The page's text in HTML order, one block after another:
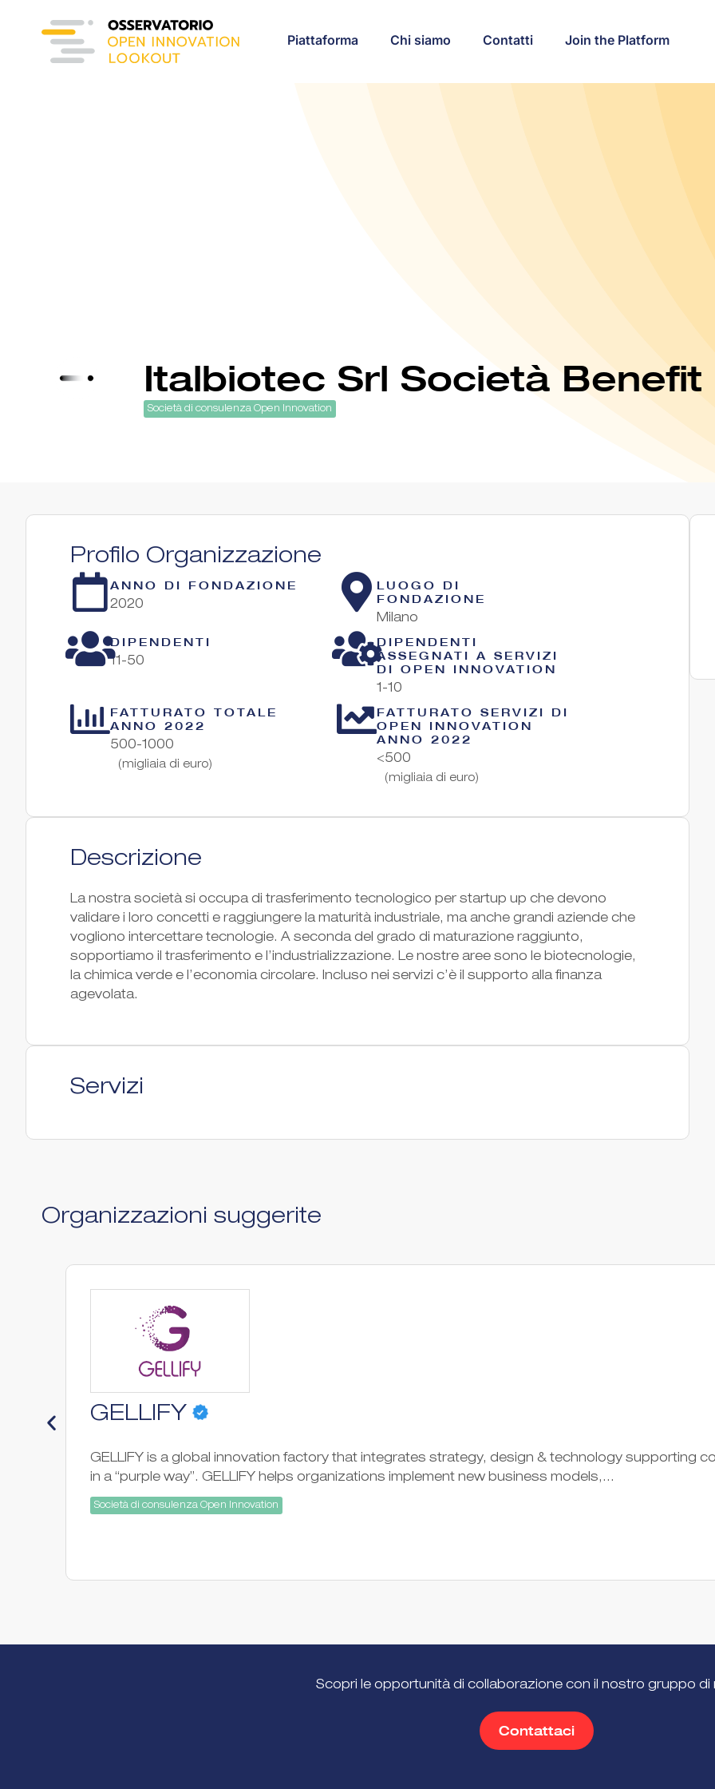
Piattaforma Chi siamo Contatti Join the Platform
Italbiotec Srl Società Benefit
Società di consulenza Open Innovation
Profilo Organizzazione
ANNO DI FONDAZIONE
2020
LUOGO DI
FONDAZIONE
Milano
DIPENDENTI
11-50
DIPENDENTI
ASSEGNATI A SERVIZI
DI OPEN INNOVATION
1-10
FATTURATO TOTALE
ANNO 2022
500-1000
(migliaia di euro)
FATTURATO SERVIZI DI
OPEN INNOVATION
ANNO 2022
<500
(migliaia di euro)
Descrizione
La nostra società si occupa di trasferimento tecnologico per startup up che devono
validare i loro concetti e raggiungere la maturità industriale, ma anche grandi aziende che
vogliono intercettare tecnologie. A seconda del grado di maturazione raggiunto,
sopportiamo il trasferimento e l’industrializzazione. Le nostre aree sono le biotecnologie,
la chimica verde e l’economia circolare. Incluso nei servizi c’è il supporto alla finanza
agevolata.
Servizi
Organizzazioni suggerite
GELLIFY
GELLIFY is a global innovation factory that integrates strategy, design & technology supporting
in a “purple way”. GELLIFY helps organizations implement new business models,...
Società di consulenza Open Innovation
Scopri le opportunità di collaborazione con il nostro gruppo di
Contattaci